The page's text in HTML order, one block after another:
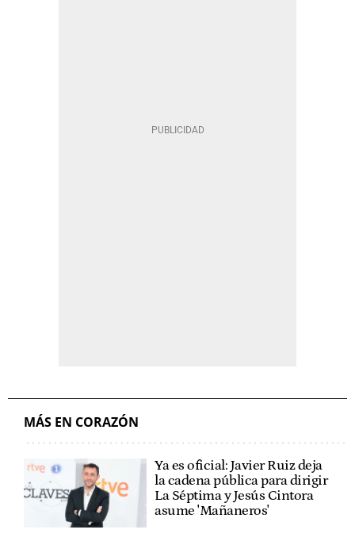
MÁS EN CORAZÓN
Ya es oficial: Javier Ruiz deja
la cadena pública para dirigir
La Séptima y Jesús Cintora
asume 'Mañaneros'